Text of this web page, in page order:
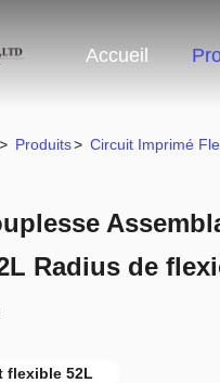
Accueil
> Produits> Circuit Imprimé
Radius de
flexible 52L